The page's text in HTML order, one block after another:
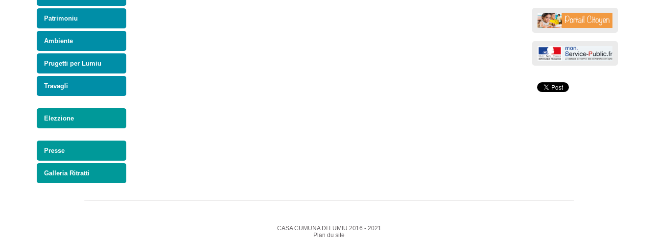
Patrimoniu
Ambiente
Prugetti per Lumiu
Travagli
Elezzione
Presse
Galleria Ritratti
CASA CUMUNA DI LUMIU 2016 - 2021
Plan du site